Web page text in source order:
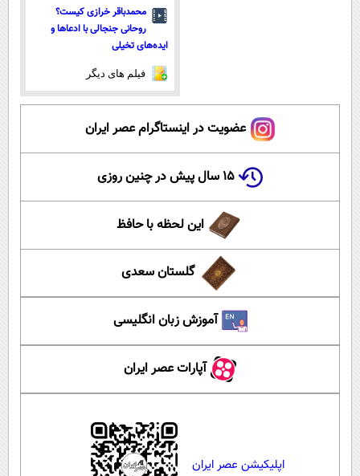
محمدباقر خرازی کیست؟
روحانی جنجالی با ادعاها و
ایده‌های تخیلی
فیلم های دیگر
عضویت در اینستاگرام عصر ایران
۱۵ سال پیش در چنین روزی
این لحظه با حافظ
گلستان سعدی
آموزش زبان انگلیسی
آپارات عصر ایران
اپلیکیشن عصر ایران